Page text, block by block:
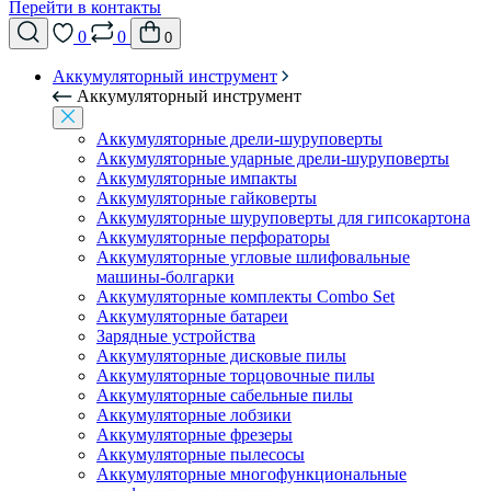
Перейти в контакты
0
0 0
Аккумуляторный инструмент
Аккумуляторный инструмент
Аккумуляторные дрели-шуруповерты
Аккумуляторные ударные дрели-шуруповерты
Аккумуляторные импакты
Аккумуляторные гайковерты
Аккумуляторные шуруповерты для гипсокартона
Аккумуляторные перфораторы
Аккумуляторные угловые шлифовальные
машины-болгарки
Аккумуляторные комплекты Combo Set
Аккумуляторные батареи
Зарядные устройства
Аккумуляторные дисковые пилы
Аккумуляторные торцовочные пилы
Аккумуляторные сабельные пилы
Аккумуляторные лобзики
Аккумуляторные фрезеры
Аккумуляторные пылесосы
Аккумуляторные многофункциональные